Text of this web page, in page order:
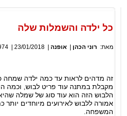
כל ילדה והשמלות שלה
מאת: רוני הכהן אופנה 23/01/2018
זה מדהים לראות עד כמה ילדה שמחה
מקבלת במתנה עוד פריט לבוש, וכמה
הלבוש הזה הוא עוד סוג של שמלה
אמורה ללבוש לאירועים מיוחדים יותר
המשפחה.